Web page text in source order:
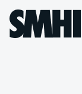
Hoppa till sidans